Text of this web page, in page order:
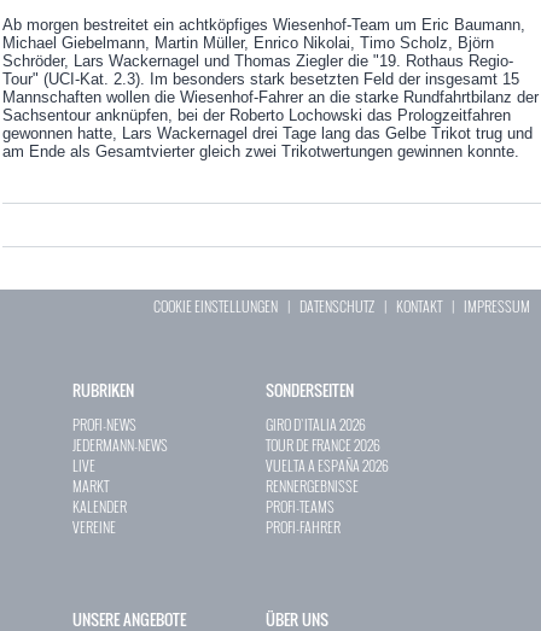
Ab morgen bestreitet ein achtköpfiges Wiesenhof-Team um Eric Baumann,
Michael Giebelmann, Martin Müller, Enrico Nikolai, Timo Scholz, Björn
Schröder, Lars Wackernagel und Thomas Ziegler die "19. Rothaus Regio-
Tour" (UCI-Kat. 2.3). Im besonders stark besetzten Feld der insgesamt 15
Mannschaften wollen die Wiesenhof-Fahrer an die starke Rundfahrtbilanz der
Sachsentour anknüpfen, bei der Roberto Lochowski das Prologzeitfahren
gewonnen hatte, Lars Wackernagel drei Tage lang das Gelbe Trikot trug und
am Ende als Gesamtvierter gleich zwei Trikotwertungen gewinnen konnte.
COOKIE EINSTELLUNGEN | DATENSCHUTZ | KONTAKT| IMPRESSUM
RUBRIKEN
PROFI-NEWS
JEDERMANN-NEWS
LIVE
MARKT
KALENDER
VEREINE
SONDERSEITEN
GIRO D`ITALIA 2026
TOUR DE FRANCE 2026
VUELTA A ESPAÑA 2026
RENNERGEBNISSE
PROFI-TEAMS
PROFI-FAHRER
UNSERE ANGEBOTE ÜBER UNS